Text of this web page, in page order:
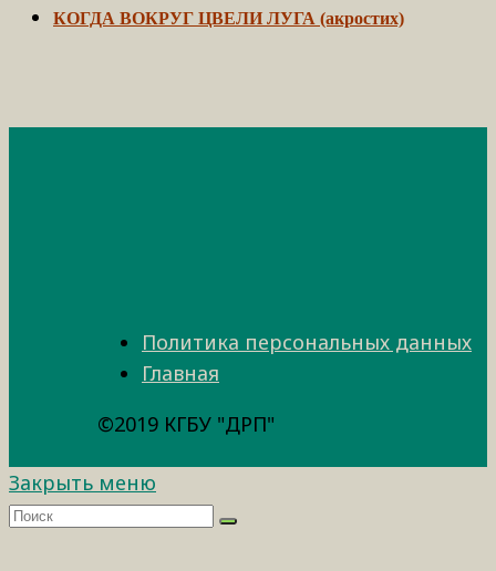
КОГДА ВОКРУГ ЦВЕЛИ ЛУГА (акростих)
Политика персональных данных
Главная
©2019 КГБУ "ДРП"
Закрыть меню